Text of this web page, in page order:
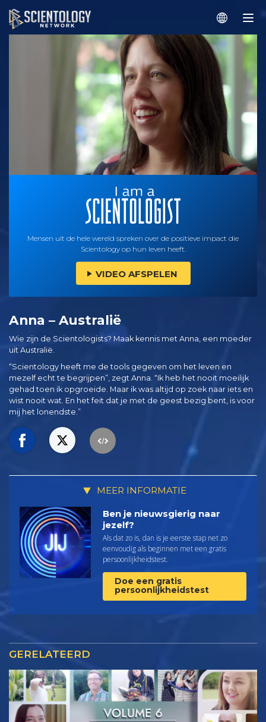
Mensen uit de hele wereld spreken over de positieve impact die
Scientology op hun leven heeft.
VIDEO AFSPELEN
Anna – Australië
Wie zijn de Scientologists? Maak kennis met Anna, een moeder
uit Australië.
“Scientology heeft me de tools gegeven om het leven en
mezelf echt te begrijpen”, zegt Anna. “Ik heb het nooit moeilijk
gehad toen ik opgroeide. Maar ik was altijd op zoek naar iets en
wist nooit wat. En het feit dat je met de geest bezig bent, is voor
mij het lonendste.”
MEER INFORMATIE
Ben je nieuwsgierig naar
jezelf?
Als dat zo is, dan is je eerste stap net zo
eenvoudig als beginnen met een gratis
persoonlijkheids­test.
Doe een gratis
persoonlijkheidstest
GERELATEERD